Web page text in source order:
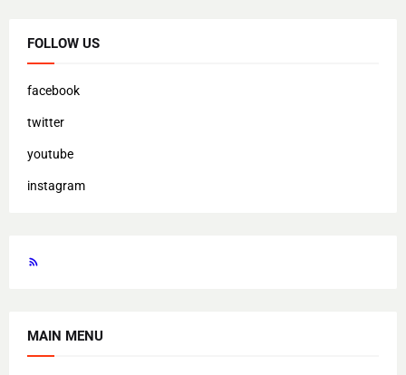
FOLLOW US
facebook
twitter
youtube
instagram
MAIN MENU